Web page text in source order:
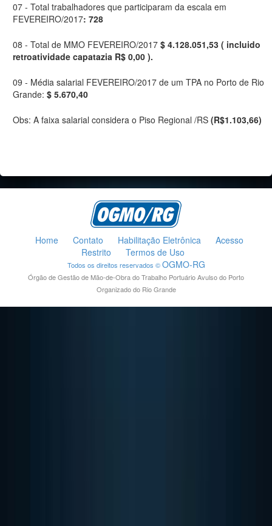
07 - Total trabalhadores que participaram da escala em
FEVEREIRO/2017: 728
08 - Total de MMO FEVEREIRO/2017 $ 4.128.051,53 ( incluido
retroatividade capatazia R$ 0,00 ).
09 - Média salarial FEVEREIRO/2017 de um TPA no Porto de Rio
Grande: $ 5.670,40
Obs: A faixa salarial considera o Piso Regional /RS (R$1.103,66)
Home Contato Habilitação Eletrônica
Acesso
Restrito
Termos de Uso
Todos os direitos reservados ©OGMO-RG
Órgão de Gestão de Mão-de-Obra do Trabalho Portuário Avulso do Porto
Organizado do Rio Grande